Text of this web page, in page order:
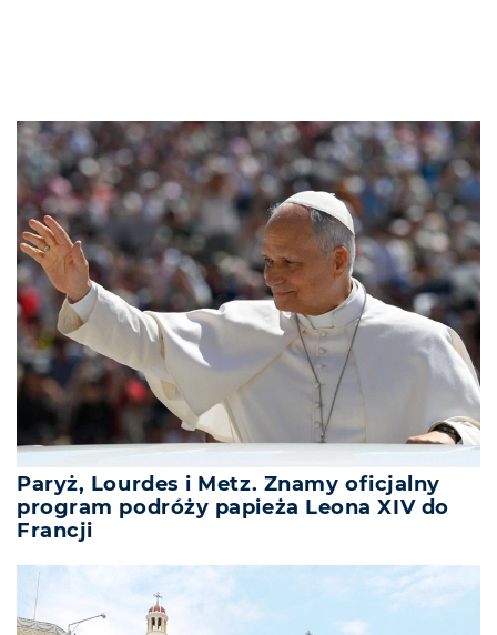
Paryż, Lourdes i Metz. Znamy oficjalny
program podróży papieża Leona XIV do
Francji